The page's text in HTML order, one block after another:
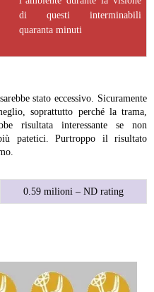
di questi interminabili
quaranta minuti
stato eccessivo. Sicuramente
soprattutto perché la trama,
risultata interessante se non
patetici. Purtroppo il risultato
0.59 milioni – ND rating